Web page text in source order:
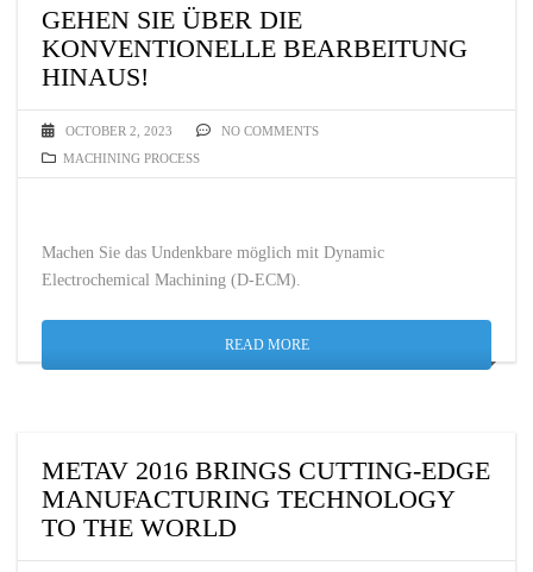
GEHEN SIE ÜBER DIE
KONVENTIONELLE BEARBEITUNG
HINAUS!
OCTOBER 2, 2023
NO COMMENTS
MACHINING PROCESS
Machen Sie das Undenkbare möglich mit Dynamic
Electrochemical Machining (D-ECM).
READ MORE
METAV 2016 BRINGS CUTTING-EDGE
MANUFACTURING TECHNOLOGY
TO THE WORLD